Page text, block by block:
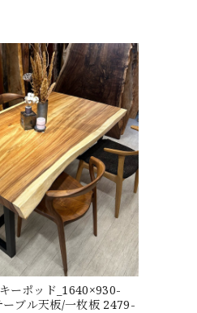
ーポッド_1640×930-
ーブル天板/一枚板 2479-